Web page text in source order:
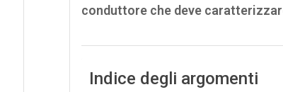
conduttore che deve
Indice degli argomenti